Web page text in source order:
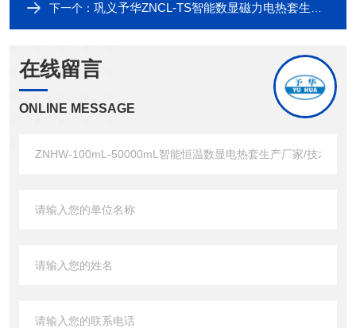
下一个： 巩义予华ZNCL-TS智能数显磁力电热套生产厂家/技术参数/实物图片
在线留言
ONLINE MESSAGE